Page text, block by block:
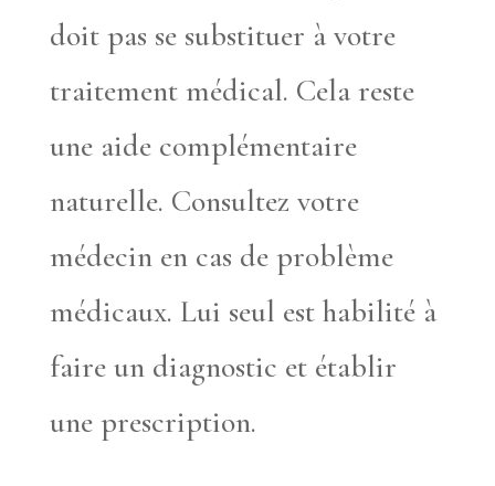
doit pas se substituer à votre
traitement médical. Cela reste
une aide complémentaire
naturelle. Consultez votre
médecin en cas de problème
médicaux. Lui seul est habilité à
faire un diagnostic et établir
une prescription.